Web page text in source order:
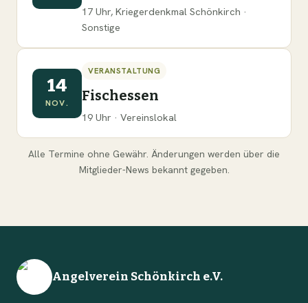
17 Uhr, Kriegerdenkmal Schönkirch ·
Sonstige
14
NOV.
VERANSTALTUNG
Fischessen
19 Uhr · Vereinslokal
Alle Termine ohne Gewähr. Änderungen werden über die
Mitglieder-News bekannt gegeben.
Angelverein Schönkirch e.V.